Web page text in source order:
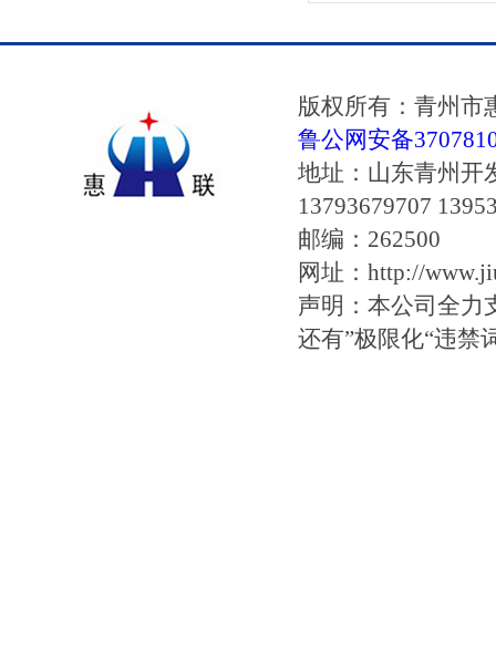
版权所有：青州
鲁公网安备
地址：山东青州
13793679707
邮编：262500
网址：http://
声明：本公司全力
还有”极限化“违禁